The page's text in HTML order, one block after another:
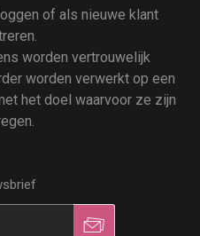
of als nieuwe klant
worden vertrouwelijk
worden verwerkt op een
het doel waarvoor ze zijn